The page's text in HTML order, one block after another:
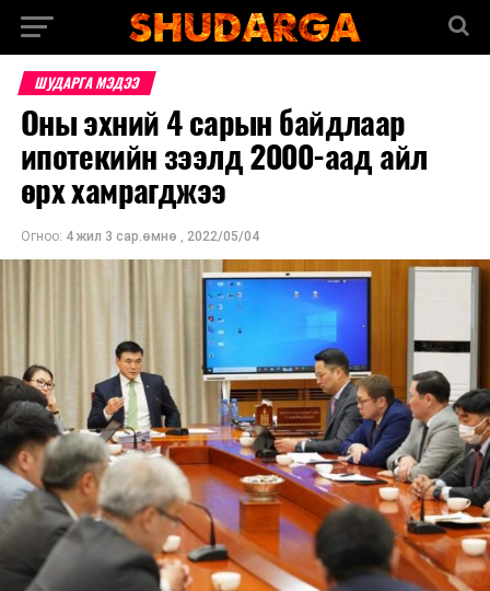
ШУДАРГА МЭДЭЭ
Оны эхний 4 сарын байдлаар
ипотекийн зээлд 2000-аад айл
өрх хамрагджээ
Огноо: 4 жил 3 сар.өмнө , 2022/05/04